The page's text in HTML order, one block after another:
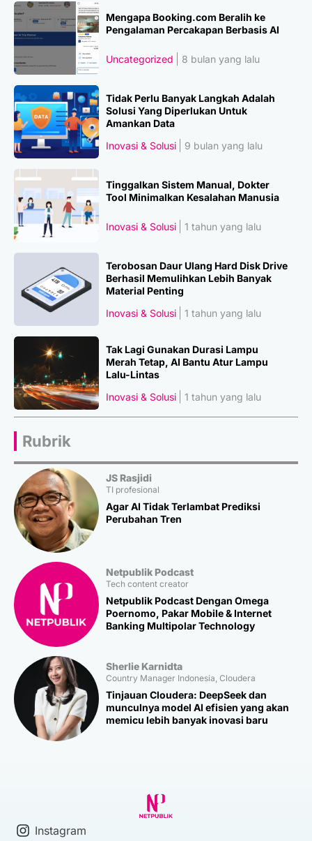
Mengapa Booking.com Beralih ke
Pengalaman Percakapan Berbasis AI
Uncategorized 8 bulan yang lalu
Tidak Perlu Banyak Langkah Adalah
Solusi Yang Diperlukan Untuk
Amankan Data
Inovasi & Solusi
9 bulan yang lalu
Tinggalkan Sistem Manual, Dokter
Tool Minimalkan Kesalahan Manusia
Inovasi & Solusi 1 tahun yang lalu
Terobosan Daur Ulang Hard Disk Drive
Berhasil Memulihkan Lebih Banyak
Material Penting
Inovasi & Solusi
1 tahun yang lalu
Tak Lagi Gunakan Durasi Lampu
Merah Tetap, AI Bantu Atur Lampu
Lalu-Lintas
Inovasi & Solusi
1 tahun yang lalu
Rubrik
JS Rasjidi
TI profesional
Agar AI Tidak Terlambat Prediksi
Perubahan Tren
Netpublik Podcast
Tech content creator
Netpublik Podcast Dengan Omega
Poernomo, Pakar Mobile & Internet
Banking Multipolar Technology
Sherlie Karnidta
Country Manager Indonesia, Cloudera
Tinjauan Cloudera: DeepSeek dan
munculnya model AI efisien yang akan
memicu lebih banyak inovasi baru
Instagram